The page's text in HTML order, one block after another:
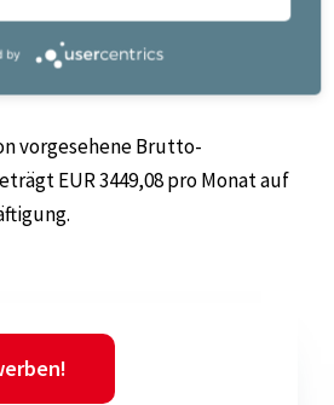
vorgesehene Brutto-
EUR 3449,08 pro Monat auf
by